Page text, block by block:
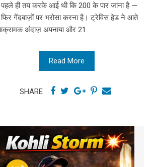
पहले ही तय करके आई थी कि 200 के पार जाना है —
गेंदबाज़ों पर भरोसा करना है। ट्रेविस हेड ने आते
अंदाज़ अपनाया और 21
Read More
SHARE